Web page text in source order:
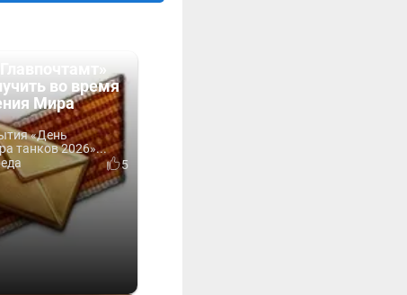
во время
Мира
«День
танков 2026»...
5